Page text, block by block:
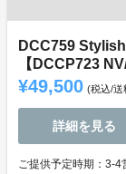
DCC759
【DCCP723
¥49,500 (税込/送
詳細を見る
ご提供予定時期：3-4